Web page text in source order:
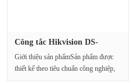
Công tắc Hikvision DS-
Giới thiệu sản phẩmSản phẩm được
thiết kế theo tiêu chuẩn công nghiệp,